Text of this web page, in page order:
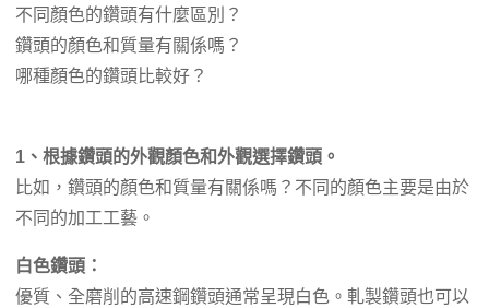
不同顏色的鑽頭有什麼區別？
鑽頭的顏色和質量有關係嗎？
哪種顏色的鑽頭比較好？
1、根據鑽頭的外觀顏色和外觀選擇鑽頭。
比如，鑽頭的顏色和質量有關係嗎？不同的顏色主要是由於
不同的加工工藝。
白色鑽頭：
優質、全磨削的高速鋼鑽頭通常呈現白色。軋製鑽頭也可以